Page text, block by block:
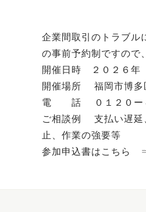
企業間取引のトラブル
の事前予約制ですので
開催日時 ２０２６
開催場所 福岡市博多
電 話 ０１２０ー４
ご相談例 支払い遅延
止、作業の強要等
参加申込書はこち